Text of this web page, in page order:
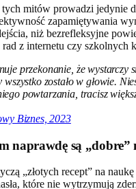
tych mitów prowadzi jedynie
zapamiętywania
niż bezrefleksyjne
rad z internetu czy szkolnych
przekonanie, że wystarczy
wszystko zostało w głowie.
powtarzania, tracisz
Biznes, 2023
naprawdę są „dobre”
„złotych recept” na
które nie wytrzymują